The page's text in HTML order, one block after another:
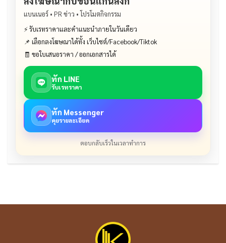
แบนเนอร์ • PR ข่าว • โปรโมตกิจกรรม
⚡ รับเรทราคาและคำแนะนำภายในวันเดียว
📌 เลือกลงโฆษณาได้ทั้ง เว็บไซต์/Facebook/Tiktok
🧾 ขอใบเสนอราคา / ออกเอกสารได้
ทัก LINE
รับเรทราคา
ทัก Messenger
คุยรายละเอียด
ตอบกลับเร็วในเวลาทำการ